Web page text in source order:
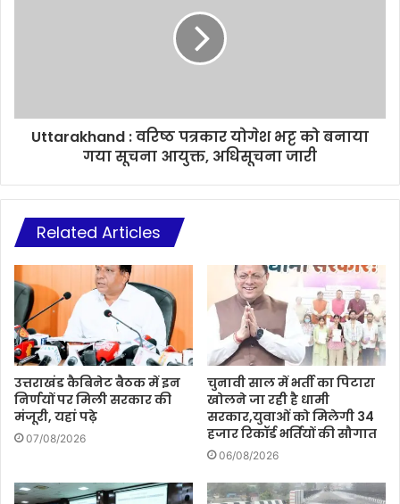
Uttarakhand : वरिष्ठ पत्रकार योगेश भट्ट को बनाया
गया सूचना आयुक्त, अधिसूचना जारी
Related Articles
उत्तराखंड कैबिनेट बैठक में इन
निर्णयों पर मिली सरकार की
मंजूरी, यहां पढ़े
07/08/2026
चुनावी साल में भर्ती का पिटारा
खोलने जा रही है धामी
सरकार,युवाओं को मिलेगी 34
हजार रिकॉर्ड भर्तियों की सौगात
06/08/2026